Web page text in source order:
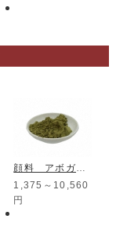
1,375～10,560
円